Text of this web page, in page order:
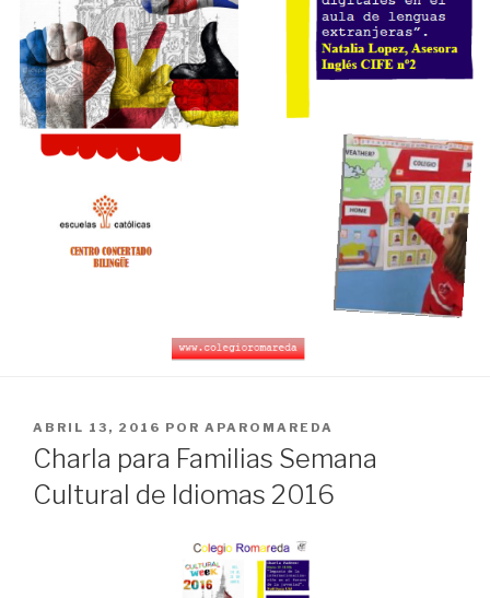
PUBLICADO
EL
ABRIL 13, 2016 POR APAROMAREDA
Charla para Familias Semana
Cultural de Idiomas 2016